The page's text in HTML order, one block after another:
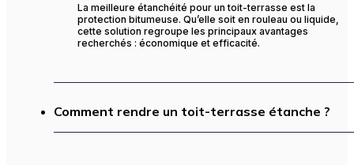
La meilleure étanchéité pour un toit-terrasse est la
protection bitumeuse. Qu’elle soit en rouleau ou liquide,
cette solution regroupe les principaux avantages
recherchés : économique et efficacité.
Comment rendre un toit-terrasse étanche ?